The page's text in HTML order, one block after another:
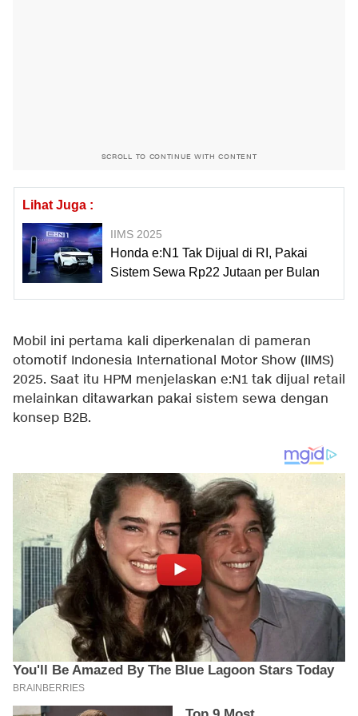
SCROLL TO CONTINUE WITH CONTENT
Lihat Juga :
IIMS 2025
Honda e:N1 Tak Dijual di RI, Pakai
Sistem Sewa Rp22 Jutaan per Bulan
Mobil ini pertama kali diperkenalan di pameran
otomotif Indonesia International Motor Show (IIMS)
2025. Saat itu HPM menjelaskan e:N1 tak dijual retail
melainkan ditawarkan pakai sistem sewa dengan
konsep B2B.